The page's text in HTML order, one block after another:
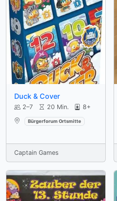
Duck & Cover
2–7 20 Min.
8+
Verfügbar an:
Bürgerforum Ortsmitte
Captain Games